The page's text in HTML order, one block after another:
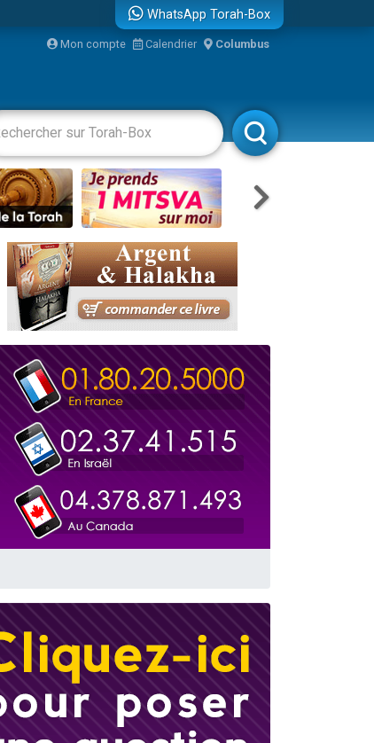
WhatsApp Torah-Box
Mon compte Calendrier Columbus
Livres Rabbanim